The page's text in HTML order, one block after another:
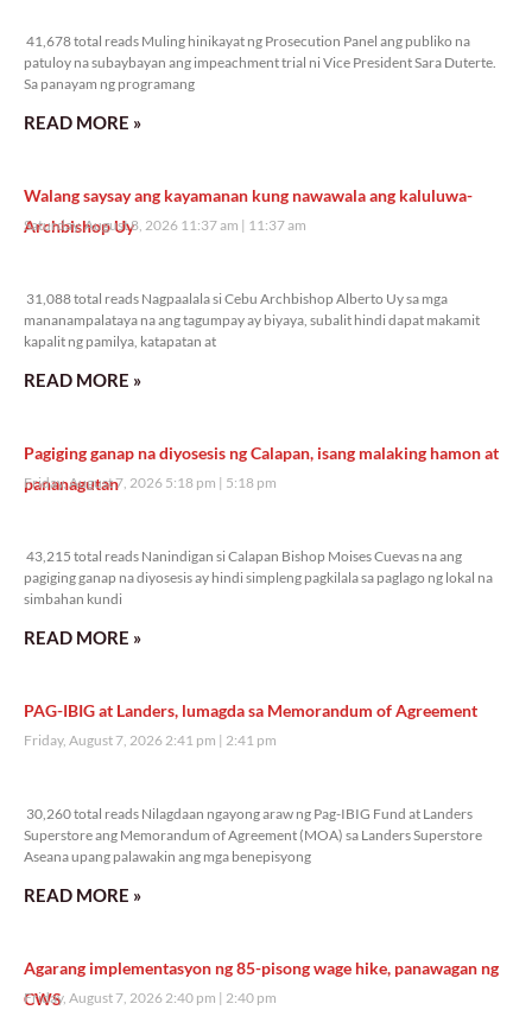
41,678 total reads Muling hinikayat ng Prosecution Panel ang publiko na
patuloy na subaybayan ang impeachment trial ni Vice President Sara Duterte.
Sa panayam ng programang
READ MORE »
Walang saysay ang kayamanan kung nawawala ang kaluluwa-
Archbishop Uy
Saturday, August 8, 2026 11:37 am 11:37 am
31,088 total reads Nagpaalala si Cebu Archbishop Alberto Uy sa mga
mananampalataya na ang tagumpay ay biyaya, subalit hindi dapat makamit
kapalit ng pamilya, katapatan at
READ MORE »
Pagiging ganap na diyosesis ng Calapan, isang malaking hamon at
pananagutan
Friday, August 7, 2026 5:18 pm 5:18 pm
43,215 total reads Nanindigan si Calapan Bishop Moises Cuevas na ang
pagiging ganap na diyosesis ay hindi simpleng pagkilala sa paglago ng lokal na
simbahan kundi
READ MORE »
PAG-IBIG at Landers, lumagda sa Memorandum of Agreement
Friday, August 7, 2026 2:41 pm 2:41 pm
30,260 total reads Nilagdaan ngayong araw ng Pag-IBIG Fund at Landers
Superstore ang Memorandum of Agreement (MOA) sa Landers Superstore
Aseana upang palawakin ang mga benepisyong
READ MORE »
Agarang implementasyon ng 85-pisong wage hike, panawagan ng
CWS
Friday, August 7, 2026 2:40 pm 2:40 pm